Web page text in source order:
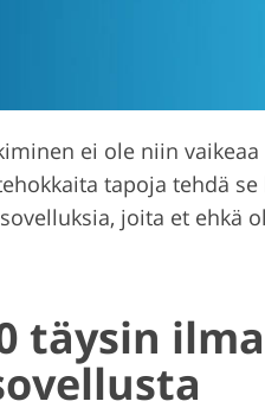
ei ole niin
tapoja tehdä
joita et ehkä
täysin